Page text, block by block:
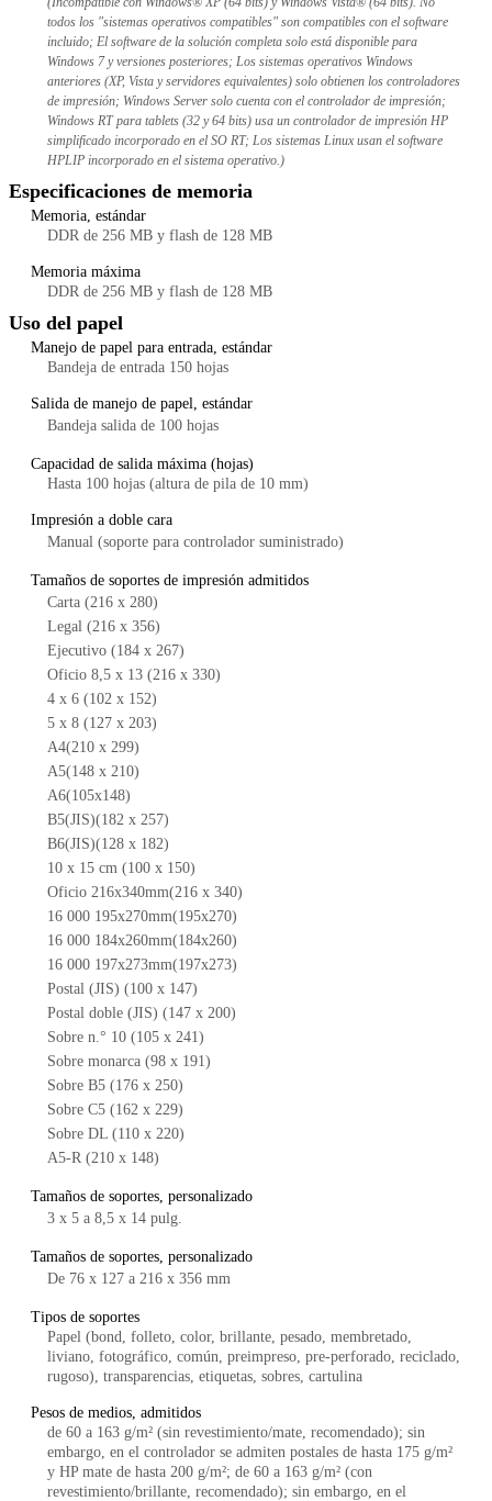
todos los "sistemas operativos compatibles" son compatibles con el software
incluido; El software de la solución completa solo está disponible para
Windows 7 y versiones posteriores; Los sistemas operativos Windows
anteriores (XP, Vista y servidores equivalentes) solo obtienen los controladores
de impresión; Windows Server solo cuenta con el controlador de impresión;
Windows RT para tablets (32 y 64 bits) usa un controlador de impresión HP
simplificado incorporado en el SO RT; Los sistemas Linux usan el software
HPLIP incorporado en el sistema operativo.)
Especificaciones de memoria
Memoria, estándar
DDR de 256 MB y flash de 128 MB
Memoria máxima
DDR de 256 MB y flash de 128 MB
Uso del papel
Manejo de papel para entrada, estándar
Bandeja de entrada 150 hojas
Salida de manejo de papel, estándar
Bandeja salida de 100 hojas
Capacidad de salida máxima (hojas)
Hasta 100 hojas (altura de pila de 10 mm)
Impresión a doble cara
Manual (soporte para controlador suministrado)
Tamaños de soportes de impresión admitidos
Carta (216 x 280)
Legal (216 x 356)
Ejecutivo (184 x 267)
Oficio 8,5 x 13 (216 x 330)
4 x 6 (102 x 152)
5 x 8 (127 x 203)
A4(210 x 299)
A5(148 x 210)
A6(105x148)
B5(JIS)(182 x 257)
B6(JIS)(128 x 182)
10 x 15 cm (100 x 150)
Oficio 216x340mm(216 x 340)
16 000 195x270mm(195x270)
16 000 184x260mm(184x260)
16 000 197x273mm(197x273)
Postal (JIS) (100 x 147)
Postal doble (JIS) (147 x 200)
Sobre n.° 10 (105 x 241)
Sobre monarca (98 x 191)
Sobre B5 (176 x 250)
Sobre C5 (162 x 229)
Sobre DL (110 x 220)
A5-R (210 x 148)
Tamaños de soportes, personalizado
3 x 5 a 8,5 x 14 pulg.
Tamaños de soportes, personalizado
De 76 x 127 a 216 x 356 mm
Tipos de soportes
Papel (bond, folleto, color, brillante, pesado, membretado,
liviano, fotográfico, común, preimpreso, pre-perforado, reciclado,
rugoso), transparencias, etiquetas, sobres, cartulina
Pesos de medios, admitidos
de 60 a 163 g/m² (sin revestimiento/mate, recomendado); sin
embargo, en el controlador se admiten postales de hasta 175 g/m²
y HP mate de hasta 200 g/m²; de 60 a 163 g/m² (con
revestimiento/brillante, recomendado); sin embargo, en el